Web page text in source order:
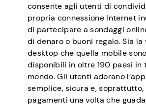
consente agli utenti di
propria connessione Internet
di partecipare a sondaggi
di denaro o buoni regalo. Sia la
desktop che quella mobile
disponibili in oltre 190 paesi in
mondo. Gli utenti adorano
semplice, sicura e, soprattutto,
pagamenti una volta che